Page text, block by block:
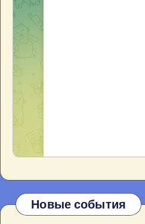
Новые события